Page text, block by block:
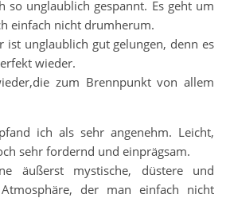
so unglaublich gespannt. Es geht um
einfach nicht drumherum.
ist unglaublich gut gelungen, denn es
wieder.
zum Brennpunkt von allem
ich als sehr angenehm. Leicht,
sehr fordernd und einprägsam.
äußerst mystische, düstere und
der man einfach nicht